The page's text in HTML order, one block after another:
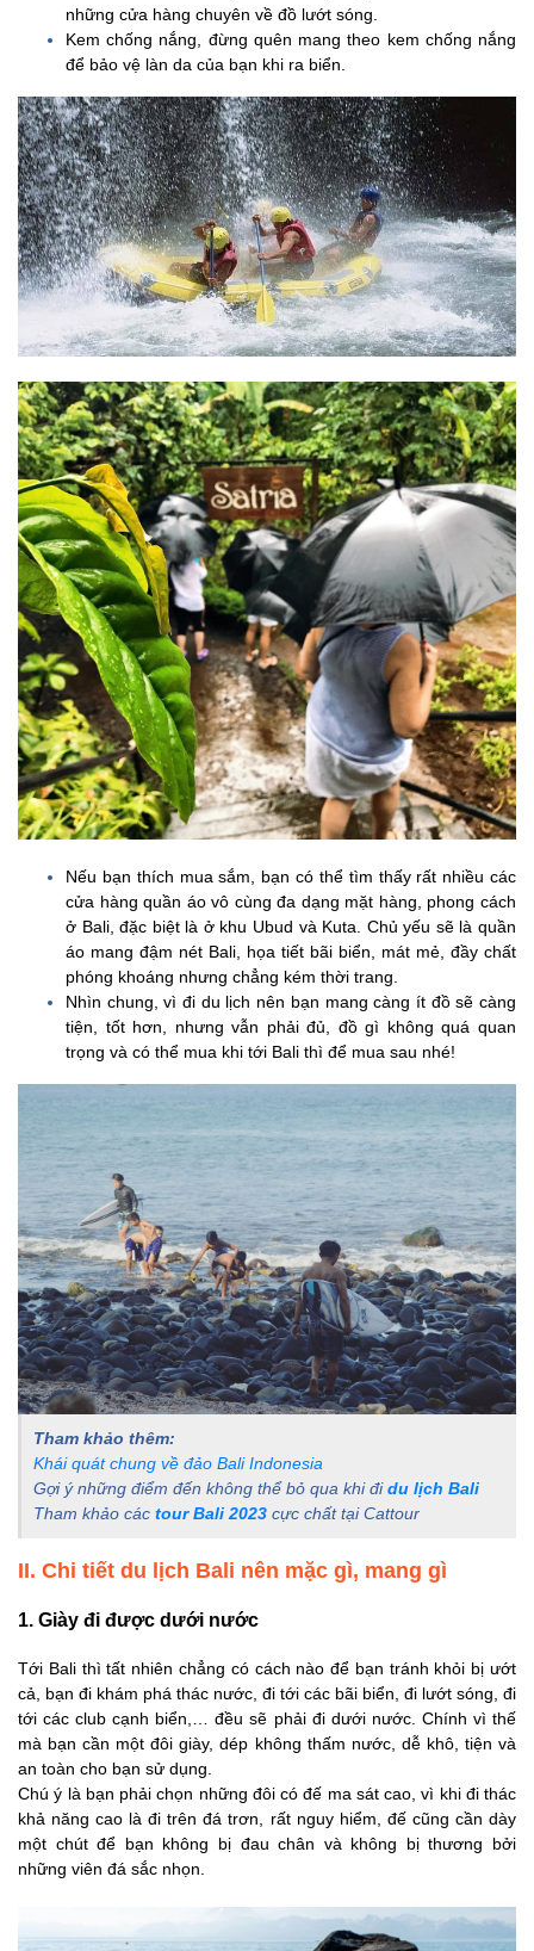
những cửa hàng chuyên về đồ lướt sóng.
Kem chống nắng, đừng quên mang theo kem chống nắng
để bảo vệ làn da của bạn khi ra biển.
Nếu bạn thích mua sắm, bạn có thể tìm thấy rất nhiều các
cửa hàng quần áo vô cùng đa dạng mặt hàng, phong cách
ở Bali, đặc biệt là ở khu Ubud và Kuta. Chủ yếu sẽ là quần
áo mang đậm nét Bali, họa tiết bãi biển, mát mẻ, đầy chất
phóng khoáng nhưng chẳng kém thời trang.
Nhìn chung, vì đi du lịch nên bạn mang càng ít đồ sẽ càng
tiện, tốt hơn, nhưng vẫn phải đủ, đồ gì không quá quan
trọng và có thể mua khi tới Bali thì để mua sau nhé!
Tham khảo thêm:
Khái quát chung về đảo Bali Indonesia
Gợi ý những điểm đến không thể bỏ qua khi đidu lịch Bali
Tham khảo các tour Bali 2023 cực chất tại Cattour
II. Chi tiết du lịch Bali nên mặc gì, mang gì
1. Giày đi được dưới nước
Tới Bali thì tất nhiên chẳng có cách nào để bạn tránh khỏi bị ướt
cả, bạn đi khám phá thác nước, đi tới các bãi biển, đi lướt sóng, đi
tới các club cạnh biển,… đều sẽ phải đi dưới nước. Chính vì thế
mà bạn cần một đôi giày, dép không thấm nước, dễ khô, tiện và
an toàn cho bạn sử dụng.
Chú ý là bạn phải chọn những đôi có đế ma sát cao, vì khi đi thác
khả năng cao là đi trên đá trơn, rất nguy hiểm, đế cũng cần dày
một chút để bạn không bị đau chân và không bị thương bởi
những viên đá sắc nhọn.